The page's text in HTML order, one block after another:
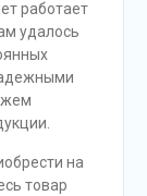
работает
удалось
на
товар